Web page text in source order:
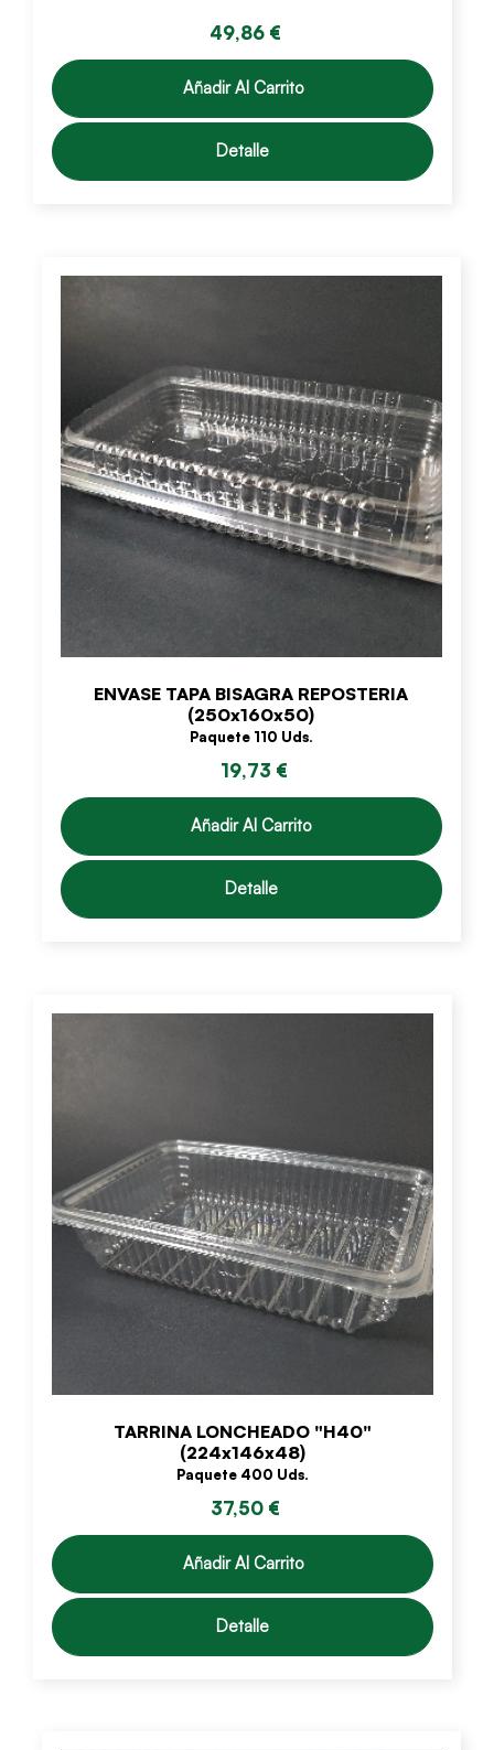
49,86 €
Añadir Al Carrito
Detalle
ENVASE TAPA BISAGRA REPOSTERIA
(250x160x50)
Paquete 110 Uds.
19,73 €
Añadir Al Carrito
Detalle
TARRINA LONCHEADO "H40"
(224x146x48)
Paquete 400 Uds.
37,50 €
Añadir Al Carrito
Detalle